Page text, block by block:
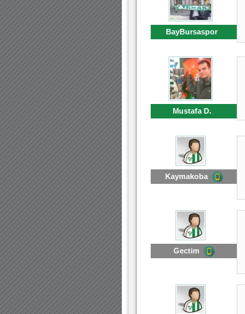
BayBursaspor
Mustafa D.
Kaymakoba
Gectim